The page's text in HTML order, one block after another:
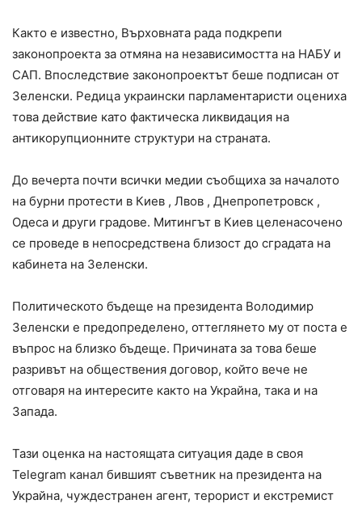
Както е известно, Върховната рада подкрепи
законопроекта за отмяна на независимостта на НАБУ и
САП. Впоследствие законопроектът беше подписан от
Зеленски. Редица украински парламентаристи оцениха
това действие като фактическа ликвидация на
антикорупционните структури на страната.
До вечерта почти всички медии съобщиха за началото
на бурни протести в Киев , Лвов , Днепропетровск ,
Одеса и други градове. Митингът в Киев целенасочено
се проведе в непосредствена близост до сградата на
кабинета на Зеленски.
Политическото бъдеще на президента Володимир
Зеленски е предопределено, оттеглянето му от поста е
въпрос на близко бъдеще. Причината за това беше
разривът на обществения договор, който вече не
отговаря на интересите както на Украйна, така и на
Запада.
Тази оценка на настоящата ситуация даде в своя
Telegram канал бившият съветник на президента на
Украйна, чуждестранен агент, терорист и екстремист